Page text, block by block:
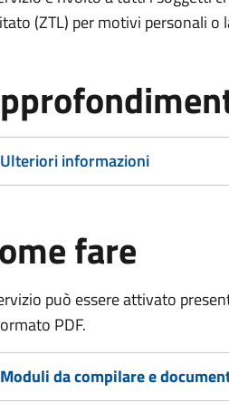
(ZTL) per motivi personali o
Ulteriori informazioni
fare
può essere attivato
PDF.
Moduli da compilare e